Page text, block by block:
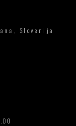
Slovenija